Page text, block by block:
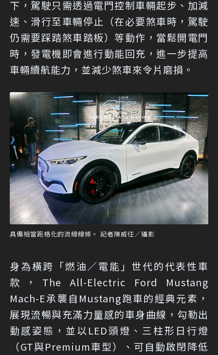
下，駕駛只需透過電門控制車輛起步、加減
速、滑行至車輛停止（在必要煞車時，駕駛
仍需要踩踏煞車踏板）等動作，當鬆開電門
時，發電機即會進行動能回充，進一步提高
車輛續航能力，並減少煞車來令片磨損。
具備相當跑格化的流線線條。 記者陳威任／攝影
身為橫跨「燃油／電能」世代的代表性車
款，The All-Electric Ford Mustang
Mach-E承襲自Mustang跑車的經典元素，
展現流暢與充滿力量感的車身曲線，勾勒出
動感姿態，並以LED頭燈、三柱形日行燈
（GT與Premium車型）、可自動啟閉降低